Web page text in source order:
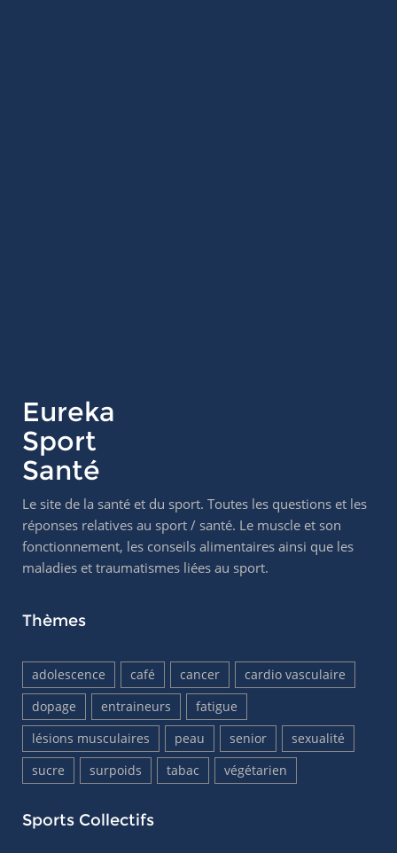
Eureka
Sport
Santé
Le site de la santé et du sport. Toutes les questions et les
réponses relatives au sport / santé. Le muscle et son
fonctionnement, les conseils alimentaires ainsi que les
maladies et traumatismes liées au sport.
Thèmes
adolescence café cancer
cardio vasculaire
dopage
entraineurs
fatigue
lésions musculaires
peau senior
sexualité
sucre
surpoids tabac végétarien
Sports Collectifs